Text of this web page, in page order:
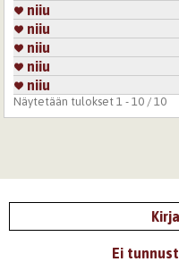
niiu
niiu
niiu
niiu
niiu
Näytetään tulokset 1 - 10 / 10
Ei